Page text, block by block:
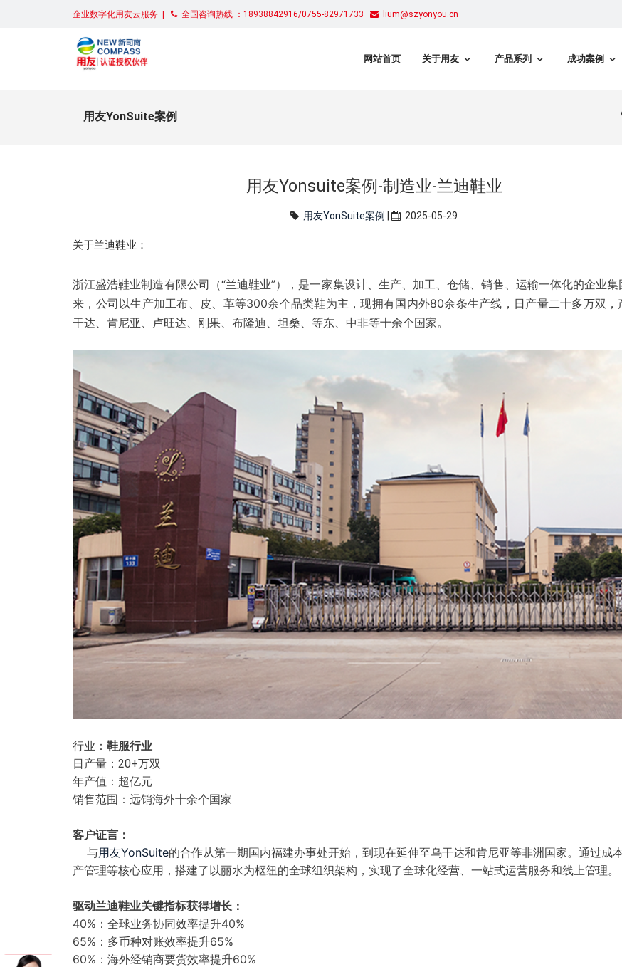
企业数字化用友云服务 | 全国咨询热线 ：18938842916/0755-82971733 lium@szyonyou.cn
网站首页 关于用友 产品系列 成功案例
用友YonSuite案例
用友Yonsuite案例-制造业-兰迪鞋业
用友YonSuite案例 | 2025-05-29
关于兰迪鞋业：
浙江盛浩鞋业制造有限公司（“兰迪鞋业”），是一家集设计、生产、加工、仓储、销售、运输一体化的企业
来，公司以生产加工布、皮、革等300余个品类鞋为主，现拥有国内外80余条生产线，日产量二十多万双，
干达、肯尼亚、卢旺达、刚果、布隆迪、坦桑、等东、中非等十余个国家。
行业： 鞋服行业
日产量：20+万双
年产值：超亿元
销售范围：远销海外十余个国家
客户证言：
与用友YonSuite的合作从第一期国内福建办事处开始，到现在延伸至乌干达和肯尼亚等非洲国家。通过成
产管理等核心应用，搭建了以丽水为枢纽的全球组织架构，实现了全球化经营、一站式运营服务和线上管理。
驱动兰迪鞋业关键指标获得增长：
40% ： 全球业务协同效率提升40%
65%： 多币种对账效率提升65%
60%： 海外经销商要货效率提升60%